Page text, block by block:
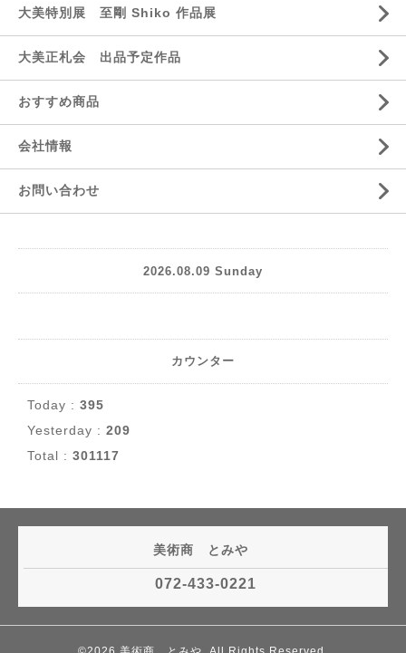
大美特別展 至剛 Shiko 作品展
大美正札会 出品予定作品
おすすめ商品
会社情報
お問い合わせ
2026.08.09 Sunday
カウンター
Today : 395
Yesterday : 209
Total : 301117
美術商 とみや
072-433-0221